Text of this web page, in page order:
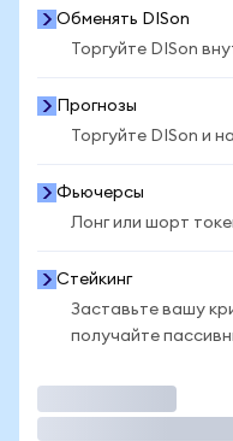
Обменять DISon
Торгуйте DISon
Прогнозы
Торгуйте DISon и
Фьючерсы
Лонг или шорт
Стейкинг
Заставьте вашу
получайте